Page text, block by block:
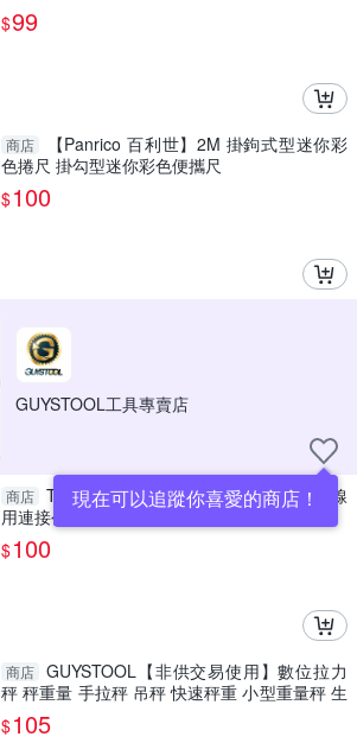
$99
商店
【Panrico 百利世】2M 掛鉤式型迷你彩
色捲尺 掛勾型迷你彩色便攜尺
$100
GUYSTOOL工具專賣店
現在可以追蹤你喜愛的商店！
商店 TECPEL 泰菱 TPK-01M Male K型熱耦線
用連接公座
$100
商店 GUYSTOOL【非供交易使用】數位拉力
秤 秤重量 手拉秤 吊秤 快速秤重 小型重量秤 生
活小物RH50A
$105